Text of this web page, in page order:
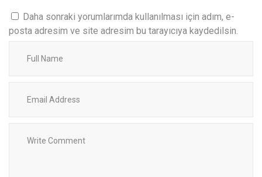
Daha sonraki yorumlarımda kullanılması için adım, e-
posta adresim ve site adresim bu tarayıcıya kaydedilsin.